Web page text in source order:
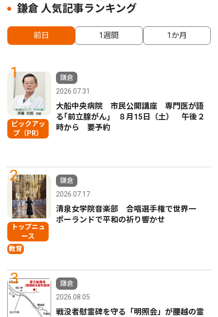
鎌倉 人気記事ランキング
前日 1週間 1か月
1
ピックアッ
プ（PR）
鎌倉
2026.07.31
大船中央病院 市民公開講座 専門医が語
る｢前立腺がん｣ ８月15日（土） 午後２
時から 要予約
2
トップニュ
ース
教育
鎌倉
2026.07.17
清泉女学院音楽部 合唱選手権で世界一
ポーランドで平和の祈り響かせ
3
鎌倉
2026.08.05
戦没者慰霊碑を守る「明照会」が腰越の霊